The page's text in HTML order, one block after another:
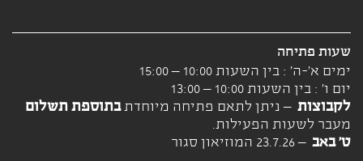
שעות פתיחה
ימים א'-ה' : בין השעות 10:00 – 15:00
יום ו' : בין השעות 10:00 – 13:00
לקבוצות – ניתן לתאם פתיחה מיוחדתבתוספת תשלום
מעבר לשעות הפעילות.
ט' באב– 23.7.26 המוזיאון סגור